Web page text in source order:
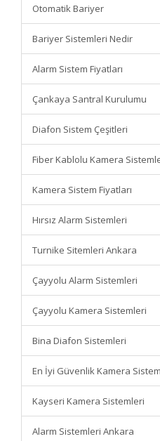
Otomatik Bariyer
Bariyer Sistemleri Nedir
Alarm Sistem Fiyatları
Çankaya Santral Kurulumu
Diafon Sistem Çeşitleri
Fiber Kablolu Kamera
Kamera Sistem Fiyatları
Hırsız Alarm Sistemleri
Turnike Sitemleri Ankara
Çayyolu Alarm Sistemleri
Çayyolu Kamera Sistemleri
Bina Diafon Sistemleri
En İyi Güvenlik Kamera
Kayseri Kamera Sistemleri
Alarm Sistemleri Ankara